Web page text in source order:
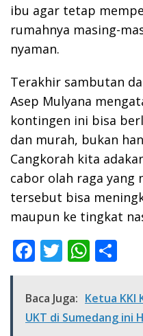
ibu agar tetap
rumahnya masing-
nyaman.
Terakhir sambutan
Asep Mulyana
kontingen ini bisa
dan murah, bukan
Cangkorah kita
cabor olah raga yang
tersebut bisa
maupun ke tingkat
F
e
b
T
itt
er
W
at
s
ar
e
Baca Juga: Ketua KKI
UKT di Sumedang ini